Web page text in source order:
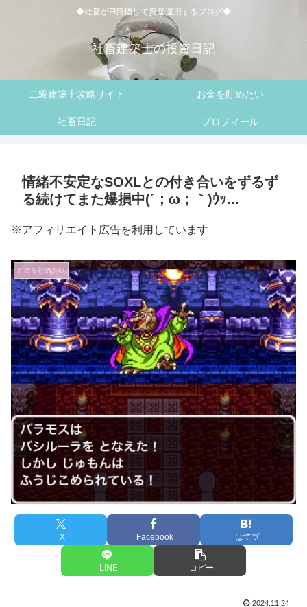
◆社畜がFI目指して資産運用するブログ◆
社畜建築士の投資日記
二級建築士攻略サイト お金を貯めたい
社畜日記 プロフィール
情緒不安定なSOXLとの付き合いをずるず
る続けてまた爆損中(´；ω；｀)ｳｯ…
※アフィリエイト広告を利用しています
お金を貯めたい
X Facebook はてブ
LINE コピー
2024.11.24